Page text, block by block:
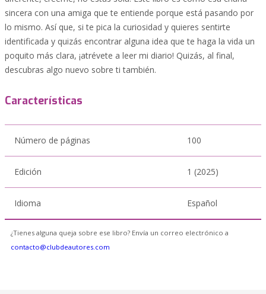
sincera con una amiga que te entiende porque está pasando por
lo mismo. Así que, si te pica la curiosidad y quieres sentirte
identificada y quizás encontrar alguna idea que te haga la vida un
poquito más clara, ¡atrévete a leer mi diario! Quizás, al final,
descubras algo nuevo sobre ti también.
Características
Número de páginas 100
Edición 1 (2025)
Idioma Español
¿Tienes alguna queja sobre ese libro? Envía un correo electrónico a
contacto@clubdeautores.com